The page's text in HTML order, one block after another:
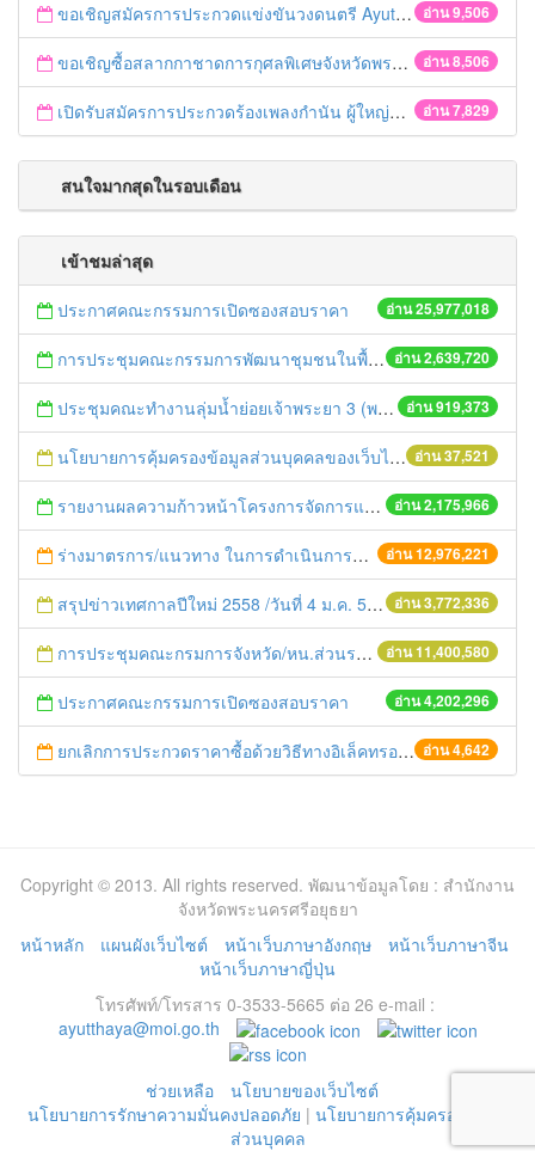
อ่าน 9,506
ขอเชิญสมัครการประกวดแข่งขันวงดนตรี Ayutthaya battle of the bands
อ่าน 8,506
ขอเชิญซื้อสลากกาชาดการกุศลพิเศษจังหวัดพระนครศรีอยุธยา 2560
อ่าน 7,829
เปิดรับสมัครการประกวดร้องเพลงกำนัน ผู้ใหญ่บ้าน ฯลฯ
สนใจมากสุดในรอบเดือน
เข้าชมล่าสุด
อ่าน 25,977,018
ประกาศคณะกรรมการเปิดซองสอบราคา
อ่าน 2,639,720
การประชุมคณะกรรมการพัฒนาชุมชนในพื้นที่รอบโรงไฟฟ้า (คพรฟ.) ครั้งที่ 2/2558 กองทุนพัฒนาไฟฟ้าบริษัท โรจนะเพาเวอร์ จำกัด
อ่าน 919,373
ประชุมคณะทำงานลุ่มน้ำย่อยเจ้าพระยา 3 (พระนครศรีอยุธยา-ปทุมธานี) ครั้งที่ 1/2558
อ่าน 37,521
นโยบายการคุ้มครองข้อมูลส่วนบุคคลของเว็บไซต์จังหวัดพระนครศรีอยุธยา
อ่าน 2,175,966
รายงานผลความก้าวหน้าโครงการจัดการแก้ไขปัญหาขยะ สัปดาห์ที่ 9/2558
อ่าน 12,976,221
ร่างมาตรการ/แนวทาง ในการดำเนินการประกอบการตรวจราชการแบบบูรณาการ
อ่าน 3,772,336
สรุปข่าวเทศกาลปีใหม่ 2558 /วันที่ 4 ม.ค. 58
อ่าน 11,400,580
การประชุมคณะกรมการจังหวัด/หน.ส่วนราชการประจำเดือน มิถุนายน 2558
อ่าน 4,202,296
ประกาศคณะกรรมการเปิดซองสอบราคา
อ่าน 4,642
ยกเลิกการประกวดราคาซื้อด้วยวิธีทางอิเล็คทรอนิคส์ (วัสดุการเกษตร)
Copyright © 2013. All rights reserved. พัฒนาข้อมูลโดย : สำนักงาน
จังหวัดพระนครศรีอยุธยา
หน้าหลัก
แผนผังเว็บไซต์ หน้าเว็บภาษาอังกฤษ
หน้าเว็บภาษาจีน
หน้าเว็บภาษาญี่ปุ่น
โทรศัพท์/โทรสาร 0-3533-5665 ต่อ 26 e-mail :
ayutthaya@moi.go.th
ช่วยเหลือ
นโยบายของเว็บไซต์
นโยบายการรักษาความมั่นคงปลอดภัย | นโยบายการคุ้มครองข้อมูล
ส่วนบุคคล